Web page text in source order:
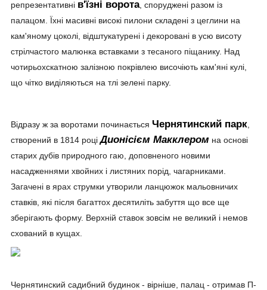
репрезентативні в'їзні ворота, споруджені разом із
палацом. Їхні масивні високі пилони складені з цеглини на
кам'яному цоколі, відштукатурені і декоровані в усю висоту
стрілчастого малюнка вставками з тесаного піщанику. Над
чотирьохскатною залізною покрівлею височіють кам'яні кулі,
що чітко виділяються на тлі зелені парку.
Відразу ж за воротами починається Чернятинский парк
створений в 1814 роціДионісієм Макклером на основі
старих дубів природного гаю, доповненого новими
насадженнями хвойних і листяних порід, чагарниками.
Загачені в ярах струмки утворили ланцюжок мальовничих
ставків, які після багаттох десятиліть забуття що все ще
зберігають форму. Верхній ставок зовсім не великий і немов
схований в кущах.
Чернятинский садибний будинок - вірніше, палац - отримав П-